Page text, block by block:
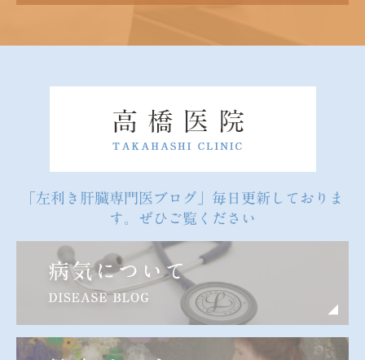
「左利き肝臓専門医ブログ」毎日更新しておりま
す。ぜひご覧ください